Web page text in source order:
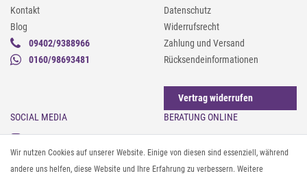
Kontakt
Blog
09402/9388966
0160/98693481
Datenschutz
Widerrufsrecht
Zahlung und Versand
Rücksendeinformationen
Vertrag widerrufen
SOCIAL MEDIA
Instagram
Facebook
Pinterest
BERATUNG ONLINE
Gürtel messen & kürzen
Sonnenbrillen & UV-Schutz
Textilpflege
Wir nutzen Cookies auf unserer Website. Einige von diesen sind essenziell, während
andere uns helfen, diese Website und Ihre Erfahrung zu verbessern. Weitere